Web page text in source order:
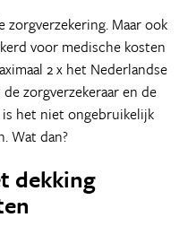
zorgverzekering. Maar ook
voor medische kosten
2 x het Nederlandse
zorgverzekeraar en de
is het niet ongebruikelijk
Wat dan?
dekking